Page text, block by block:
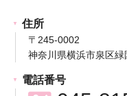
住所
〒245-0002
神奈川県横浜市泉区
電話番号